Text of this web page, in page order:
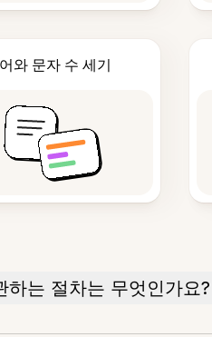
와 문자 수 세기
하는 절차는 무엇인가요?